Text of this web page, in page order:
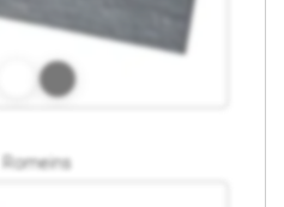
Romeins